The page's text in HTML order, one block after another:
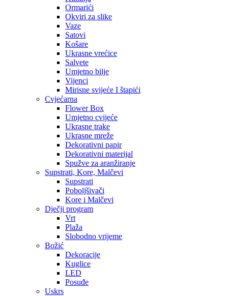
Ormarići
Okviri za slike
Vaze
Satovi
Košare
Ukrasne vrećice
Salvete
Umjetno bilje
Vijenci
Mirisne svijeće I štapići
Cvjećarna
Flower Box
Umjetno cvijeće
Ukrasne trake
Ukrasne mreže
Dekorativni papir
Dekorativni materijal
Spužve za aranžiranje
Supstrati, Kore, Malčevi
Supstrati
Poboljšivači
Kore i Malčevi
Dječji program
Vrt
Plaža
Slobodno vrijeme
Božić
Dekoracije
Kuglice
LED
Posuđe
Uskrs